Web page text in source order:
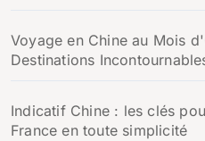
Voyage en Chine au Mois
Destinations
Indicatif Chine : les clés
France en toute simplicité